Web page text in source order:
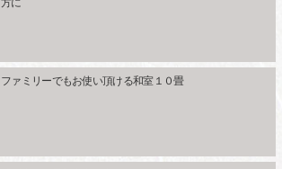
方に
ファミリーでもお使い頂ける和室１０畳